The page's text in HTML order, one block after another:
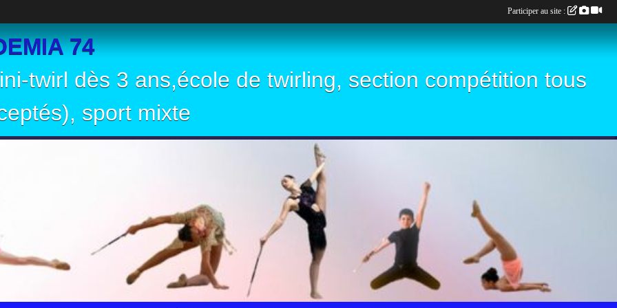
74
twirl dès 3 ans,école de twirling, section compétition tous
sport mixte
Participer au site :